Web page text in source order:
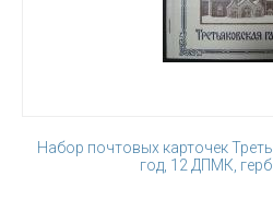
Набор почтовых карточек
год, 12 ДПМК,